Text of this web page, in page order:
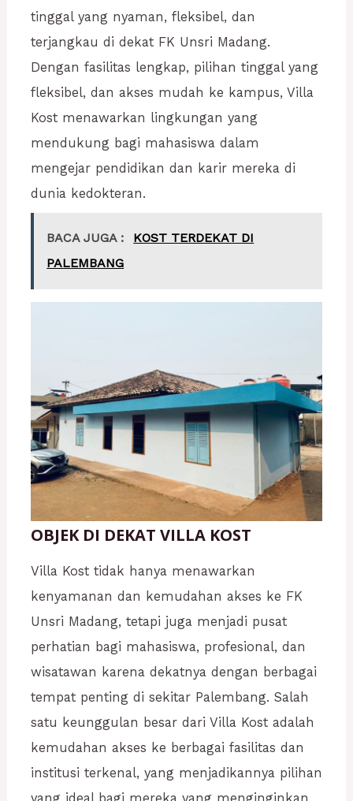
tinggal yang nyaman, fleksibel, dan
terjangkau di dekat FK Unsri Madang.
Dengan fasilitas lengkap, pilihan tinggal yang
fleksibel, dan akses mudah ke kampus, Villa
Kost menawarkan lingkungan yang
mendukung bagi mahasiswa dalam
mengejar pendidikan dan karir mereka di
dunia kedokteran.
BACA JUGA :
KOST TERDEKAT DI
PALEMBANG
OBJEK DI DEKAT VILLA KOST
Villa Kost tidak hanya menawarkan
kenyamanan dan kemudahan akses ke FK
Unsri Madang, tetapi juga menjadi pusat
perhatian bagi mahasiswa, profesional, dan
wisatawan karena dekatnya dengan berbagai
tempat penting di sekitar Palembang. Salah
satu keunggulan besar dari Villa Kost adalah
kemudahan akses ke berbagai fasilitas dan
institusi terkenal, yang menjadikannya pilihan